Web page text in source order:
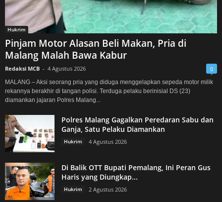
Hukrim
Pinjam Motor Alasan Beli Makan, Pria di
Malang Malah Bawa Kabur
Redaksi MCB - 4 Agustus 2026 0
MALANG – Aksi seorang pria yang diduga menggelapkan sepeda motor milik
rekannya berakhir di tangan polisi. Terduga pelaku berinisial DS (23)
diamankan jajaran Polres Malang...
Polres Malang Gagalkan Peredaran Sabu dan
Ganja, Satu Pelaku Diamankan
Hukrim 4 Agustus 2026
Di Balik OTT Bupati Pemalang, Ini Peran Gus
Haris yang Diungkap...
Hukrim 2 Agustus 2026